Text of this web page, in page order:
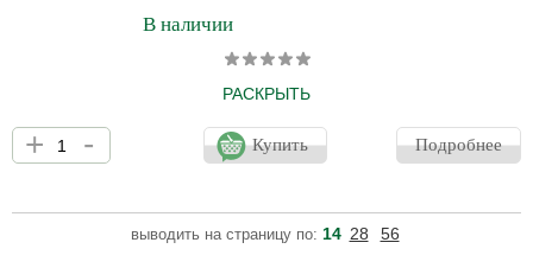
В наличии
РАСКРЫТЬ
Увлажняющий тоник-спрей успокаивающего действия является
идеальным средством для восстановления барьеров и рн кожи -
мгновенно устраняет сухость и придает ощущение комфорта.
черники, апельсина, лимона, сахарного клена и тростника,
которые помогают восстановить состав микробиома и рн кожи.
+ - Купить Подробнее
выводить на страницу по: 14 28 56